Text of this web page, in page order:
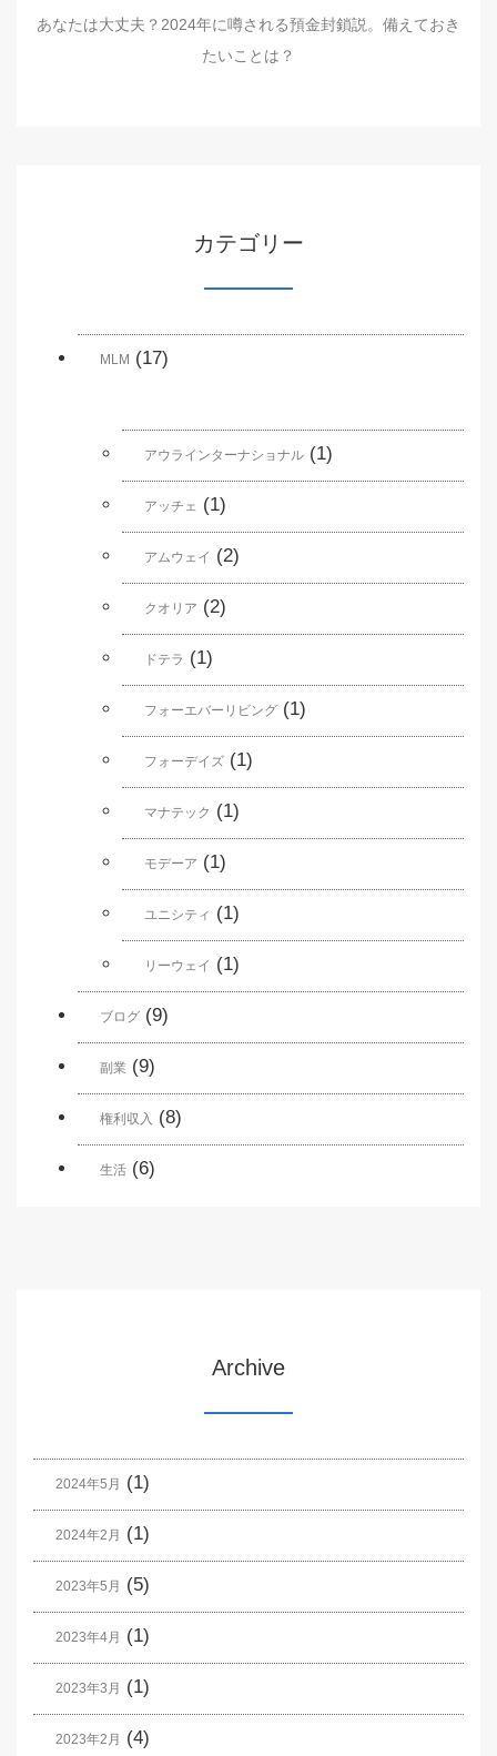
あなたは大丈夫？2024年に噂される預金封鎖説。備えておき
たいことは？
カテゴリー
MLM (17)
アウラインターナショナル (1)
アッチェ (1)
アムウェイ (2)
クオリア (2)
ドテラ (1)
フォーエバーリビング (1)
フォーデイズ (1)
マナテック (1)
モデーア (1)
ユニシティ (1)
リーウェイ (1)
ブログ (9)
副業 (9)
権利収入 (8)
生活 (6)
Archive
2024年5月 (1)
2024年2月 (1)
2023年5月 (5)
2023年4月 (1)
2023年3月 (1)
2023年2月 (4)